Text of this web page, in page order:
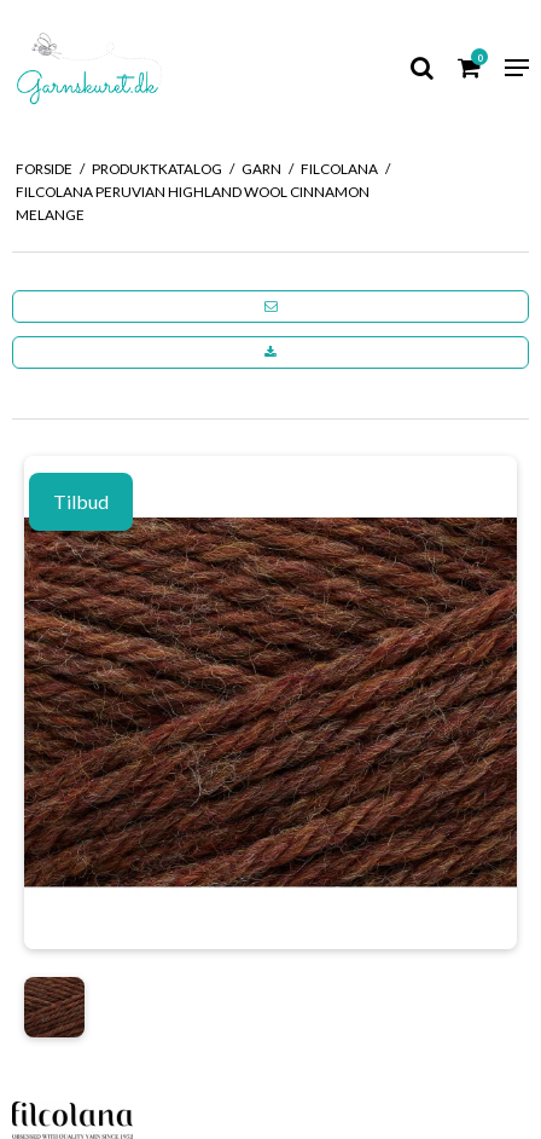
0
FORSIDE / PRODUKTKATALOG / GARN / FILCOLANA /
FILCOLANA PERUVIAN HIGHLAND WOOL CINNAMON
MELANGE
Tilbud